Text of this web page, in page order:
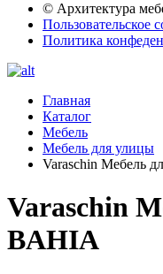
© Архитектура
Пользовательское
Политика
Главная
Каталог
Мебель
Мебель для улицы
Varaschin Мебель
Varaschin
BAHIA